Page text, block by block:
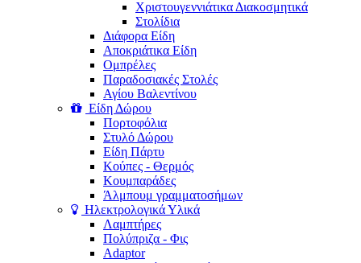
Χριστουγεννιάτικα Διακοσμητικά
Στολίδια
Διάφορα Είδη
Αποκριάτικα Είδη
Ομπρέλες
Παραδοσιακές Στολές
Αγίου Βαλεντίνου
Είδη Δώρου
Πορτοφόλια
Στυλό Δώρου
Είδη Πάρτυ
Κούπες - Θερμός
Κουμπαράδες
Άλμπουμ γραμματοσήμων
Ηλεκτρολογικά Υλικά
Λαμπτήρες
Πολύπριζα - Φις
Adaptor